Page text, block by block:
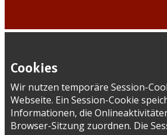
Cookies
Wir nutzen temporäre Session-
Webseite. Ein Session-Cookie
Informationen, die
Browser-Sitzung zuordnen. Die